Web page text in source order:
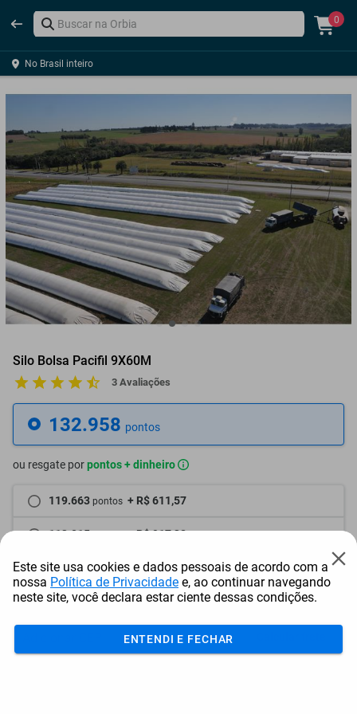
0
No Brasil inteiro
Silo Bolsa Pacifil 9X60M
3 Avaliações
132.958 pontos
ou resgate porpontos + dinheiro
119.663 pontos + R$ 611,57
113.015 + R$ 917,38
106.367 pontos + R$ 1.223,19
Este site usa cookies e dados pessoais de acordo com a
nossa Política de Privacidade e, ao continuar navegando
neste site, você declara estar ciente dessas condições.
ENTENDI E FECHAR